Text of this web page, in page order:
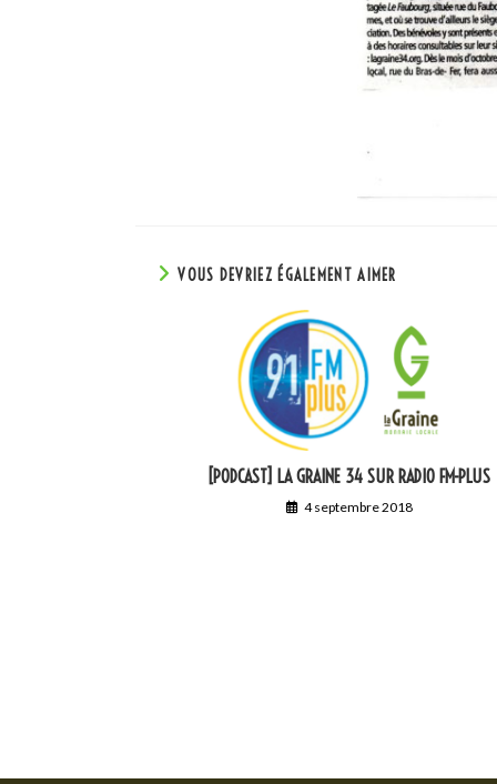
VOUS DEVRIEZ ÉGALEMENT AIMER
[PODCAST] LA GRAINE 34 SUR RADIO FM-PLUS
4 septembre 2018